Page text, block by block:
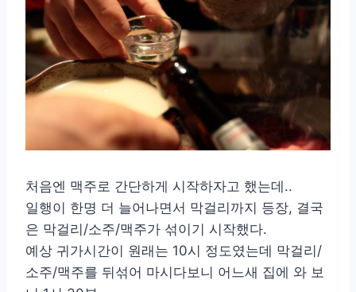
처음엔 맥주로 간단하게 시작하자고 했는데..
일행이 한명 더 늘어나면서 막걸리까지 등장, 결국
은 막걸리/소주/맥주가 섞이기 시작했다.
예상 귀가시간이 원래는 10시 정도였는데 막걸리/
소주/맥주를 뒤섞어 마시다보니 어느새 집에 와 보